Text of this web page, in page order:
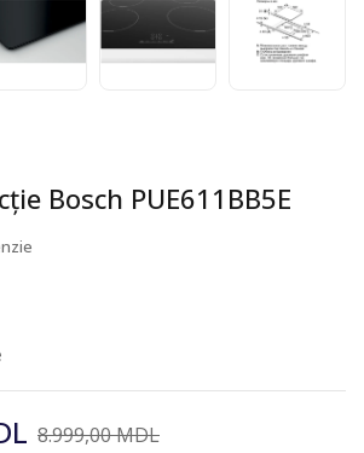
Bosch PUE611BB5E
8.999,00 MDL